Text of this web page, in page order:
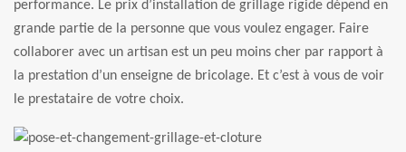
performance. Le prix d’installation de grillage rigide dépend en
grande partie de la personne que vous voulez engager. Faire
collaborer avec un artisan est un peu moins cher par rapport à
la prestation d’un enseigne de bricolage. Et c’est à vous de voir
le prestataire de votre choix.